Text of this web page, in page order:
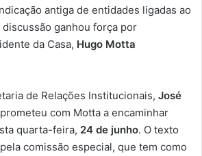
antiga de entidades ligadas ao
discussão ganhou força por
da Casa, Hugo Motta
de Relações Institucionais, José
com Motta a encaminhar
quarta-feira, 24 de junho. O texto
comissão especial, que tem como